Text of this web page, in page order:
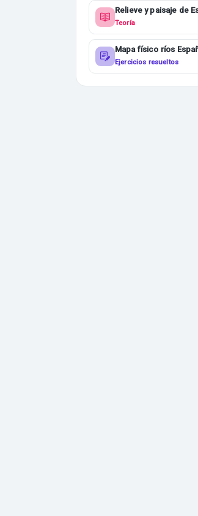
Relieve y paisaje de
Teoría
Mapa físico ríos
Ejercicios resueltos